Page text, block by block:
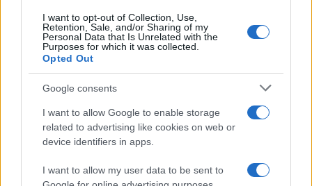
I want to opt-out of Collection, Use,
Retention, Sale, and/or Sharing of my
Personal Data that Is Unrelated with the
Purposes for which it was collected.
Opted Out
Google consents
I want to allow Google to enable storage
related to advertising like cookies on web or
device identifiers in apps.
I want to allow my user data to be sent to
2000 /2000
Υποβολή σχολίου
Πολιτική Απορρήτου&Όροι Χρήσης
Media
ΒΑΣΙΛΗΣ ΚΑΡΡΑΣ
ΓΙΑΝΝΗΣ ΝΤΣΟΥΝΟΣ
Share: